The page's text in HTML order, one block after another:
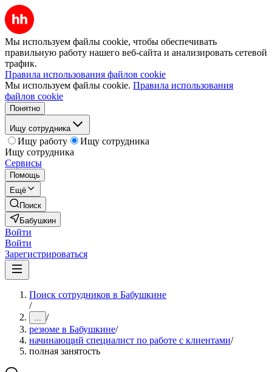
Мы используем файлы cookie, чтобы обеспечивать
правильную работу нашего веб-сайта и анализировать сетевой
трафик.
Правила использования файлов cookie
Мы используем файлы cookie. Правила использования
файлов cookie
Понятно
Ищу сотрудника
Ищу работу
Ищу сотрудника
Ищу сотрудника
Сервисы
Помощь
Ещё
Поиск
Бабушкин
Войти
Войти
Зарегистрироваться
Поиск сотрудников в Бабушкине
/
... /
резюме в Бабушкине/
начинающий специалист по работе с клиентами/
полная занятость